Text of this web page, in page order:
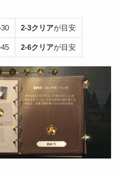
2-3クリアが目安
2-6クリアが目安